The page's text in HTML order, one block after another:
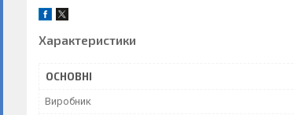
Характеристики
ОСНОВНІ
Виробник